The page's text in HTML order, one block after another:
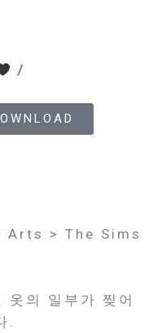
/
Arts > The Sims
옷의 일부가 찢어
.